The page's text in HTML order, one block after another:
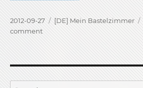
Posted
on
2012-09-27 Categories
[DE] Mein Bastelzimmer
commenton
This
is
art,
oder
Unart